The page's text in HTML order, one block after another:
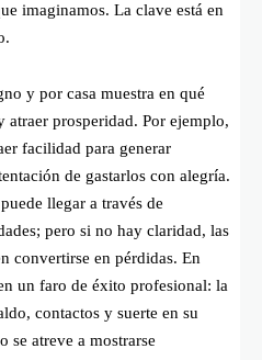
imaginamos. La clave está en
y por casa muestra en qué
atraer prosperidad. Por ejemplo,
facilidad para generar
de gastarlos con alegría.
llegar a través de
pero si no hay claridad, las
convertirse en pérdidas. En
un faro de éxito profesional: la
contactos y suerte en su
se atreve a mostrarse